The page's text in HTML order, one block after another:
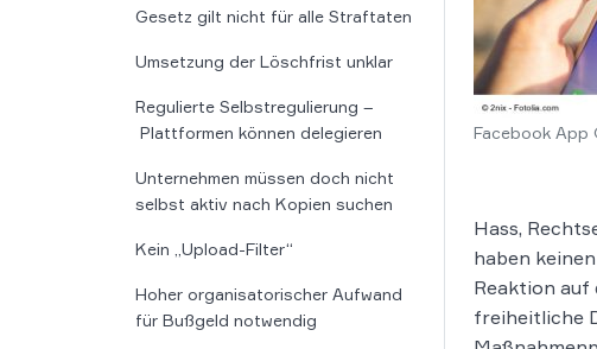
Gesetz gilt nicht für alle Straftaten
Umsetzung der Löschfrist unklar
Regulierte Selbstregulierung –
Plattformen können delegieren
Unternehmen müssen doch nicht
selbst aktiv nach Kopien suchen
Kein „Upload-Filter“
Hoher organisatorischer Aufwand
für Bußgeld notwendig
Facebook App
Hass,
haben
Reaktion auf
freiheitliche